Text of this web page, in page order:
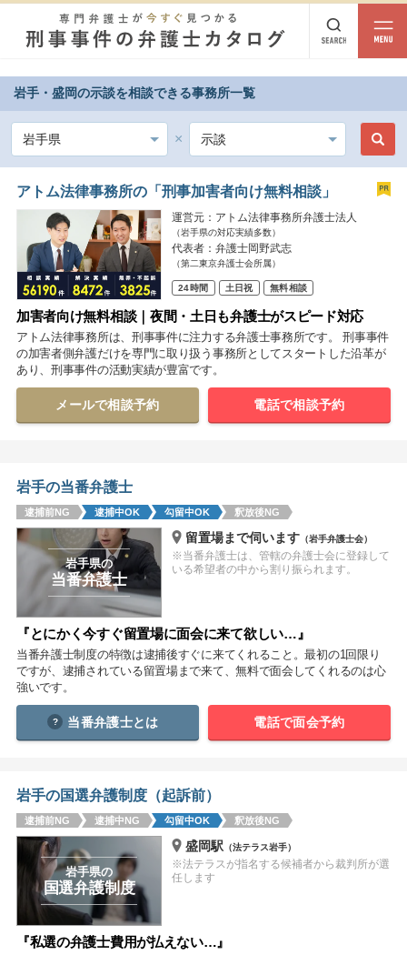
都道府県から探す
北海道・東北
北海道 青森 岩手 宮城 秋田 山形 福島
北陸・甲信越
新潟 富山 石川 福井 山梨 長野
関東
茨城 栃木 群馬 埼玉 千葉 東京 神奈川
東海
静岡 愛知
中国
鳥取 島根 岡山 広島 山口
徳島 香川 愛媛
九州・沖縄
福岡
沖縄
相談内容から探す
痴漢 盗撮 わいせつ
窃盗 逮捕 示談
岩手・盛岡の示談を相談できる事務所一覧
アトム法律事務所の「刑事加害者向け無料相談」
運営元：アトム法律事務所弁護士法人
（岩手県の対応実績多数）
代表者：弁護士岡野武志
（第二東京弁護士会所属）
24時間 土日祝 無料相談
加害者向け無料相談｜夜間・土日も弁護士がスピード対応
アトム法律事務所は、刑事事件に注力する弁護士事務所です。 刑事事件
の加害者側弁護だけを専門に取り扱う事務所としてスタートした沿革が
あり、刑事事件の活動実績が豊富です。
メールで相談予約 電話で相談予約
岩手の当番弁護士
逮捕前NG 逮捕中OK 勾留中OK 釈放後NG
岩手県の
当番弁護士
留置場まで伺います（岩手弁護士会）
※当番弁護士は、管轄の弁護士会に登録して
いる希望者の中から割り振られます。
『とにかく今すぐ留置場に面会に来て欲しい…』
当番弁護士制度の特徴は逮捕後すぐに来てくれること。最初の1回限り
ですが、逮捕されている留置場まで来て、無料で面会してくれるのは心
強いです。
当番弁護士とは 電話で面会予約
岩手の国選弁護制度（起訴前）
逮捕前NG 逮捕中NG 勾留中OK 釈放後NG
岩手県の
国選弁護制度
盛岡駅 （法テラス岩手）
※法テラスが指名する候補者から裁判所が選
任します
『私選の弁護士費用が払えない…』